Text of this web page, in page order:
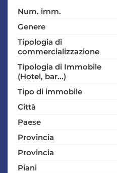
Num. imm.
Genere
Tipologia di
commercializzazione
Tipologia di Immobile
(Hotel, bar...)
Tipo di immobile
Città
Paese
Provincia
Provincia
Piani